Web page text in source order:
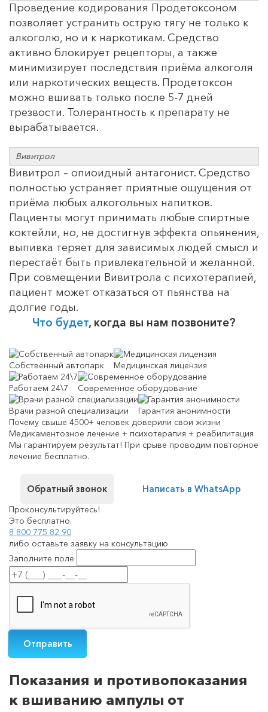
Проведение кодирования Продетоксоном
позволяет устранить острую тягу не только к
алкоголю, но и к наркотикам. Средство
активно блокирует рецепторы, а также
минимизирует последствия приёма алкоголя
или наркотических веществ. Продетоксон
можно вшивать только после 5-7 дней
трезвости. Толерантность к препарату не
вырабатывается.
Вивитрол
Вивитрол – опиоидный антагонист. Средство
полностью устраняет приятные ощущения от
приёма любых алкогольных напитков.
Пациенты могут принимать любые спиртные
коктейли, но, не достигнув эффекта опьянения,
выпивка теряет для зависимых людей смысл и
перестаёт быть привлекательной и желанной.
При совмещении Вивитрола с психотерапией,
пациент может отказаться от пьянства на
долгие годы.
Что будет, когда вы нам позвоните?
Собственный автопарк Медицинская лицензия
Работаем 24\7 Современное оборудование
Врачи разной специализации
Гарантия анонимности
Почему свыше 4500+ человек доверили свои жизни
Медикаментозное лечение + психотерапия + реабилитация
Мы гарантируем результат! При срыве проводим повторное
лечение бесплатно.
Обратный звонок Написать в WhatsApp
Проконсультируйтесь!
Это бесплатно.
8 800 775 82 90
либо оставьте заявку на консультацию
Заполните поле
Показания и противопоказания
к вшиванию ампулы от